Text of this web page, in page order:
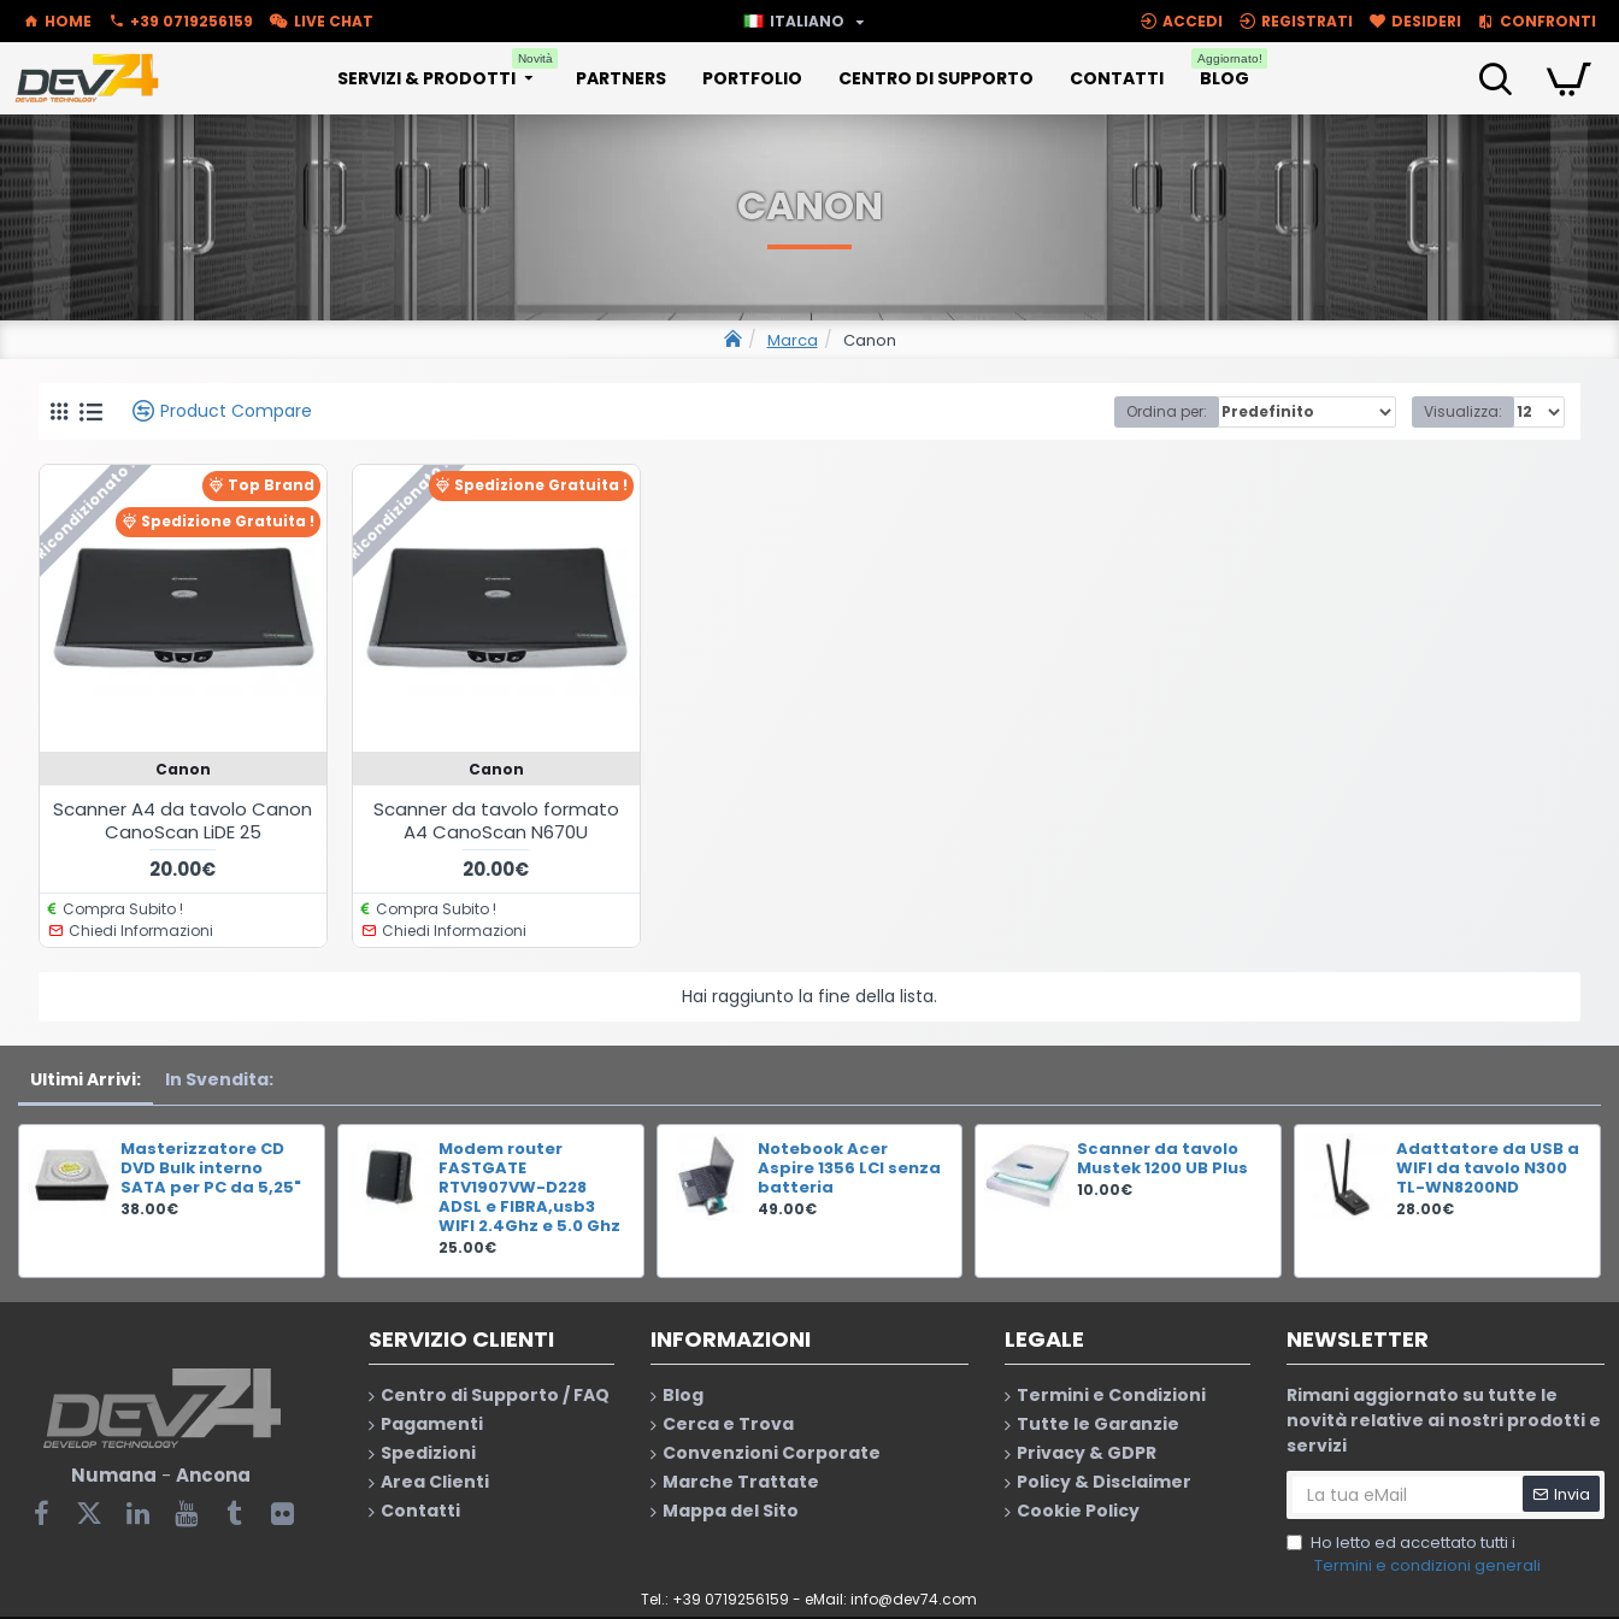
HOME +39 0719256159 LIVE CHAT ITALIANO ACCEDI REGISTRATI DESIDERI CONFRONTI
SERVIZI & PRODOTTI
Novità
PARTNERS PORTFOLIO CENTRO DI SUPPORTO CONTATTI BLOG
Aggiornato!
Marca Canon
CANON
Product Compare Ordina per: Visualizza:
Top Brand
Ricondizionato !Spedizione Gratuita !
Canon
Scanner A4 da tavolo Canon
CanoScan LiDE 25
20.00€
Compra Subito !
Chiedi Informazioni
Ricondizionato !Spedizione Gratuita !
Canon
Scanner da tavolo formato
A4 CanoScan N670U
20.00€
Compra Subito !
Chiedi Informazioni
Hai raggiunto la fine della lista.
Ultimi Arrivi: In Svendita:
Masterizzatore CD
DVD Bulk interno
SATA per PC da 5,25"
38.00€
Modem router
FASTGATE
RTV1907VW-D228
ADSL e FIBRA,usb3
WIFI 2.4Ghz e 5.0 Ghz
25.00€
Notebook Acer
Aspire 1356 LCI senza
batteria
49.00€
Scanner da tavolo
Mustek 1200 UB Plus
10.00€
Adattatore da USB a
WIFI da tavolo N300
TL-WN8200ND
28.00€
Numana - Ancona
SERVIZIO CLIENTI
Centro di Supporto / FAQ
Pagamenti
Spedizioni
Area Clienti
Contatti
INFORMAZIONI
Blog
Cerca e Trova
Convenzioni Corporate
Marche Trattate
Mappa del Sito
LEGALE
Termini e Condizioni
Tutte le Garanzie
Privacy & GDPR
Policy & Disclaimer
Cookie Policy
NEWSLETTER
Rimani aggiornato su tutte le
novità relative ai nostri prodotti e
servizi
Invia
Ho letto ed accettato tutti i
Termini e condizioni generali
Tel.: +39 0719256159 - eMail:info@dev74.com